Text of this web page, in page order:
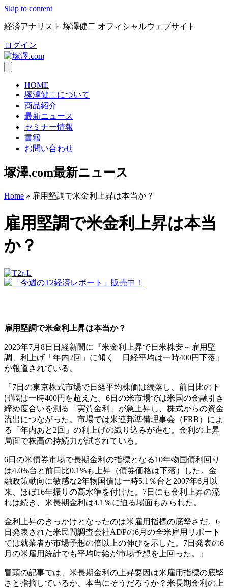
Skip to content
経済アナリスト 塚澤健二 オフィシャルウェブサイト
ログイン
HOME
塚澤健二について
商品紹介
最新ニュース
セミナー情報
書籍
お問い合わせ
塚澤.com最新ニュース
Home » 雇用堅調で米金利上昇は本当か？
雇用堅調で米金利上昇は本当
か？
雇用堅調で米金利上昇は本当か？
2023年7月8日日経新聞に『米金利上昇で日米株安～雇用堅
調、利上げ「年内2回」に傾く 日経平均は一時400円下落』
が報道されている。
『7日の東京株式市場で日経平均株価は続落し、前日比の下
げ幅は一時400円を超えた。6日の米市場では米国の金融引き
締め度合いを測る「実質金利」が急上昇し、株式からの資金
流出につながった。市場では米連邦準備理事会（FRB）によ
る「年内あと2回」の利上げの織り込みが進む。金利の上昇
局面で株高の持続力が試されている。
6日の米債券市場で長期金利の指標となる10年物国債利回り
は4.0%台と前日比0.1%も上昇（債券価格は下落）した。金
融政策動向に敏感な2年物国債は一時5.1％台と2007年6月以
来、ほぼ16年振りの高水準を付けた。7日にも金利上昇の流
れは続き、米長期金利は4.1％に迫る場面もみられた。
金利上昇のきっかけとなったのは米雇用指標の底堅さだ。6
日発表された米民間調査会社ADPの6月の全米雇用リポート
では就業者が市場予想の倍以上の伸びを示した。7日発表の6
月の米雇用統計でも平均時給が市場予想を上回った。』
冒頭の記事では、米長期金利の上昇要因は米雇用指標の底堅
さと指摘しているが、本当にそうだろうか？米長期金利の上